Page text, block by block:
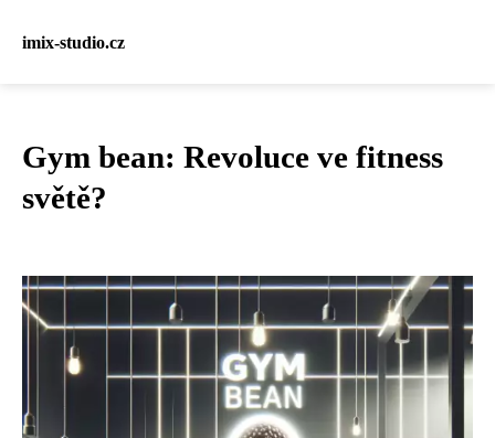
imix-studio.cz
Gym bean: Revoluce ve fitness
světě?